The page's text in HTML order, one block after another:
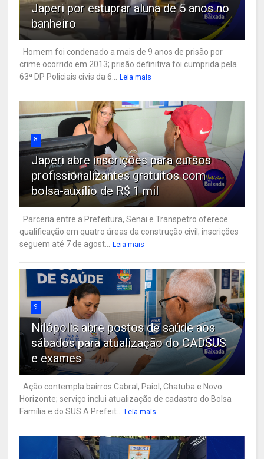
Japeri por estuprar aluna de 5 anos no
banheiro
Homem foi condenado a mais de 9 anos de prisão por
crime ocorrido em 2013; prisão definitiva foi cumprida pela
63ª DP Policiais civis da 6... Leia mais
8
Japeri abre inscrições para cursos
profissionalizantes gratuitos com
bolsa-auxílio de R$ 1 mil
Parceria entre a Prefeitura, Senai e Transpetro oferece
qualificação em quatro áreas da construção civil; inscrições
seguem até 7 de agost... Leia mais
9
Nilópolis abre postos de saúde aos
sábados para atualização do CADSUS
e exames
Ação contempla bairros Cabral, Paiol, Chatuba e Novo
Horizonte; serviço inclui atualização de cadastro do Bolsa
Família e do SUS A Prefeit... Leia mais